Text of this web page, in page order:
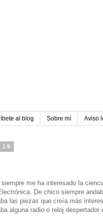
al blog Sobre mí Aviso
19
me ha interesado la
De chico siempre
las piezas que creía más
alguna radio o reloj despertador